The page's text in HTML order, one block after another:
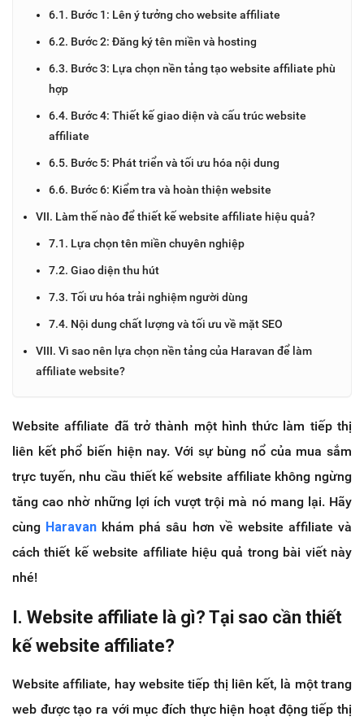
6.1. Bước 1: Lên ý tưởng cho website affiliate
6.2. Bước 2: Đăng ký tên miền và hosting
6.3. Bước 3: Lựa chọn nền tảng tạo website affiliate phù
hợp
6.4. Bước 4: Thiết kế giao diện và cấu trúc website
affiliate
6.5. Bước 5: Phát triển và tối ưu hóa nội dung
6.6. Bước 6: Kiểm tra và hoàn thiện website
VII. Làm thế nào để thiết kế website affiliate hiệu quả?
7.1. Lựa chọn tên miền chuyên nghiệp
7.2. Giao diện thu hút
7.3. Tối ưu hóa trải nghiệm người dùng
7.4. Nội dung chất lượng và tối ưu về mặt SEO
VIII. Vì sao nên lựa chọn nền tảng của Haravan để làm
affiliate website?
Website affiliate đã trở thành một hình thức làm tiếp thị
liên kết phổ biến hiện nay. Với sự bùng nổ của mua sắm
trực tuyến, nhu cầu thiết kế website affiliate không ngừng
tăng cao nhờ những lợi ích vượt trội mà nó mang lại. Hãy
cùng Haravan khám phá sâu hơn về website affiliate và
cách thiết kế website affiliate hiệu quả trong bài viết này
nhé!
I. Website affiliate là gì? Tại sao cần thiết
kế website affiliate?
Website affiliate, hay website tiếp thị liên kết, là một trang
web được tạo ra với mục đích thực hiện hoạt động tiếp thị